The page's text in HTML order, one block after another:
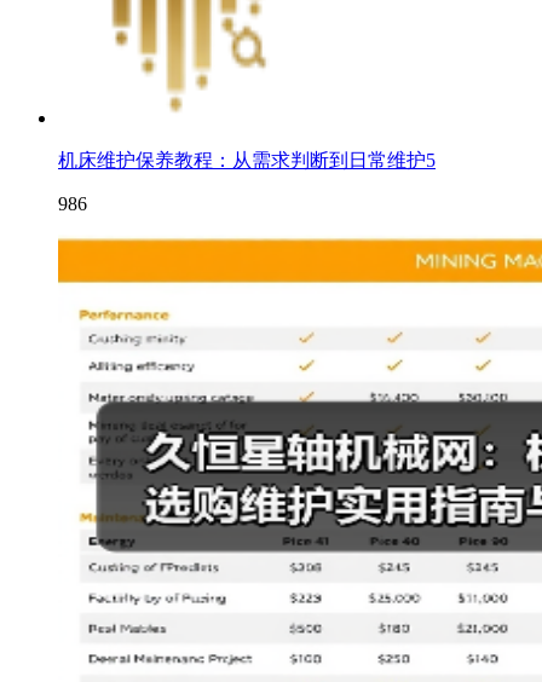
机床维护保养教程：从需求判断到日常维护5
986